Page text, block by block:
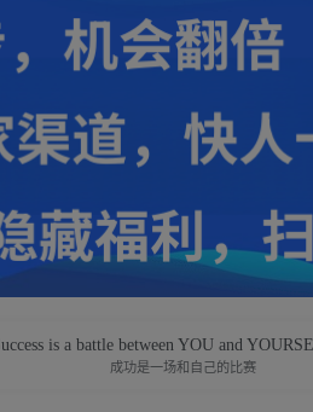
is a battle between YOU and
成功是一场和自己的比赛